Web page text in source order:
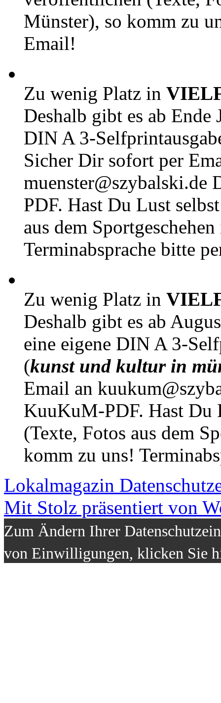
Münster), so komm zu
Email!
Zu wenig Platz in
Deshalb gibt es ab Ende
DIN A 3-
Sicher Dir sofort per
muenster@szybalski.de
PDF. Hast Du Lust
aus dem
Terminabsprache bitte
Zu wenig Platz in
Deshalb gibt es ab
eine eigene DIN A 3-
(kunst und kultur in
Email an
KuuKuM-PDF. Hast Du
(Texte, Fotos aus dem
komm zu uns!
Lokalmagazin
Mit Stolz präsentiert von
Zum Ändern Ihrer
von Einwilligungen, klicken Sie